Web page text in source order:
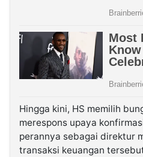
Hingga kini, HS memilih
merespons upaya
perannya sebagai direktur
transaksi keuangan